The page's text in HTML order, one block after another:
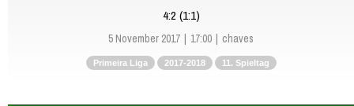
4:2 (1:1)
5 November 2017 17:00 chaves
Primeira Liga 2017-2018 11. Spieltag